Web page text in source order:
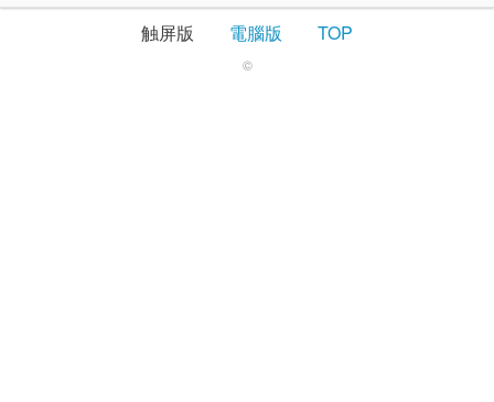
触屏版 電腦版 TOP
©